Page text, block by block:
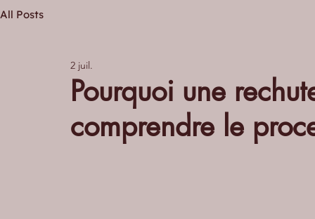
All Posts
Pourquoi une
comprendre le
2 juil.